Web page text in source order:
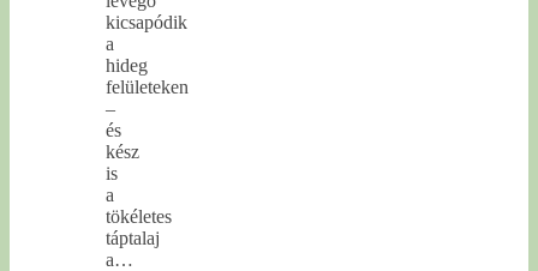
kicsapódik
a
hideg
felületeken
–
és
kész
is
a
tökéletes
táptalaj
a…